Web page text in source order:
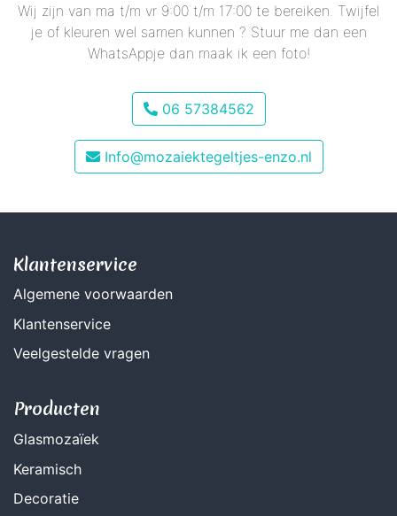
Wij zijn van ma t/m vr 9:00 t/m 17:00 te bereiken. Twijfel
je of kleuren wel samen kunnen ? Stuur me dan een
WhatsAppje dan maak ik een foto!
06 57384562
Info@mozaiektegeltjes-enzo.nl
Klantenservice
Algemene voorwaarden
Klantenservice
Veelgestelde vragen
Producten
Glasmozaïek
Keramisch
Decoratie